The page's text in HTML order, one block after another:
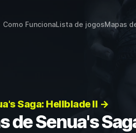
Como FuncionaLista de jogosMapas
Saga: Hellblade II →
de Senua's